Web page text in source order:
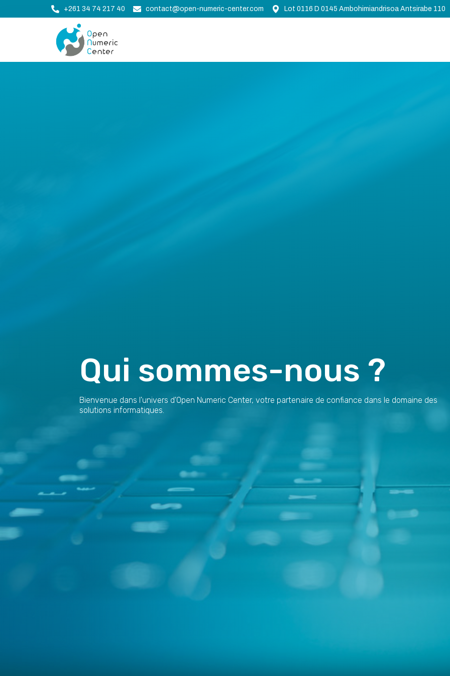
+261 34 74 217 40 contact@open-numeric-center.com Lot 0116 D 0145 Ambohimiandrisoa Antsirabe 110
Qui sommes-nous ?
Bienvenue dans l'univers d'Open Numeric Center, votre partenaire de confiance dans le domaine des
solutions informatiques.